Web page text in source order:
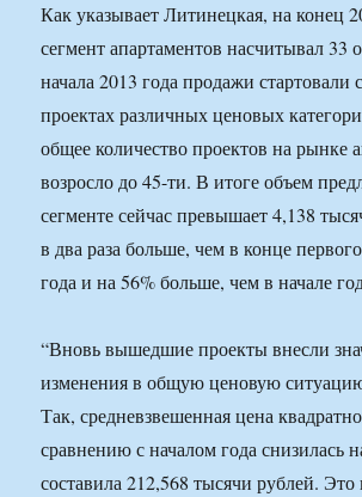
Как указывает Литинецкая, на конец
сегмент апартаментов насчитывал 33
начала 2013 года продажи стартовали
проектах различных ценовых
общее количество проектов на рынке
возросло до 45-ти. В итоге объем
сегменте сейчас превышает 4,138
в два раза больше, чем в конце
года и на 56% больше, чем в начале
“Вновь вышедшие проекты внесли
изменения в общую ценовую
Так, средневзвешенная цена
сравнению с началом года снизилась
составила 212,568 тысячи рублей.